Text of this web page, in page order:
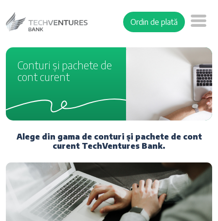
Ordin de plată
Conturi și pachete de
cont curent
Alege din gama de conturi și pachete de cont
curent TechVentures Bank.